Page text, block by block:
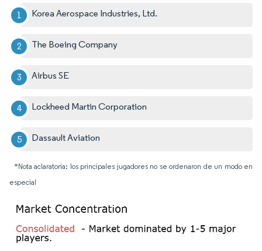
Korea Aerospace Industries, Ltd.
The Boeing Company
Airbus SE
Lockheed Martin Corporation
Dassault Aviation
*Nota aclaratoria: los principales jugadores no se ordenaron de un modo en
especial